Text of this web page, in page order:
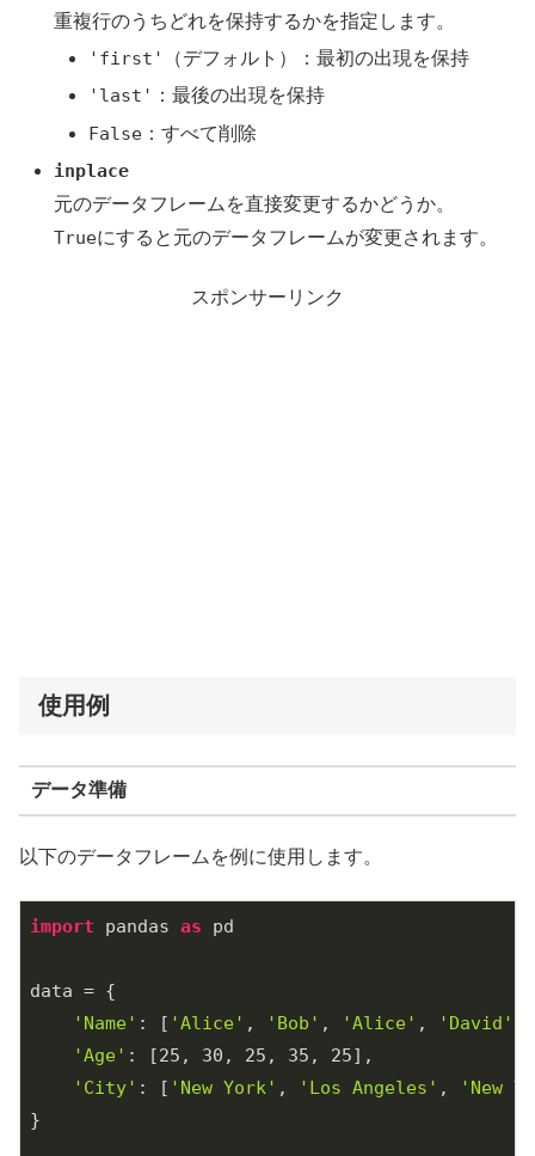
重複行のうちどれを保持するかを指定します。
'first' （デフォルト）：最初の出現を保持
'last' ：最後の出現を保持
False ：すべて削除
inplace
元のデータフレームを直接変更するかどうか。
Trueにすると元のデータフレームが変更されます。
スポンサーリンク
使用例
データ準備
以下のデータフレームを例に使用します。
import pandas as pd
data = {
'Name' : [ 'Alice' , 'Bob' , 'Alice' , 'David'
'Age' : [25 , 30 , 25 , 35 , 25],
'City' : [ 'New York' , 'Los Angeles' ,
'New
}